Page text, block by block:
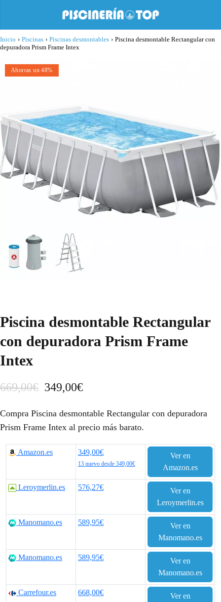
Inicio › Piscinas › Piscinas desmontables › Piscina desmontable Rectangular con
depuradora Prism Frame Intex
Ahorras un 48%
Piscina desmontable Rectangular
con depuradora Prism Frame
Intex
669,00€ E
p
r
c
o
r
g
349,00€E
p
r
e
c
o
c
u
Compra Piscina desmontable Rectangular con depuradora
Prism Frame Intex al precio más barato.
Amazon.es 349,00€
13 nuevo desde 349,00€
Ver en
Amazon.es
Leroymerlin.es 576,27€
Ver en
Leroymerlin.es
Manomano.es 589,95€
Ver en
Manomano.es
Manomano.es 589,95€
Ver en
Manomano.es
Carrefour.es 668,00€
Ver en